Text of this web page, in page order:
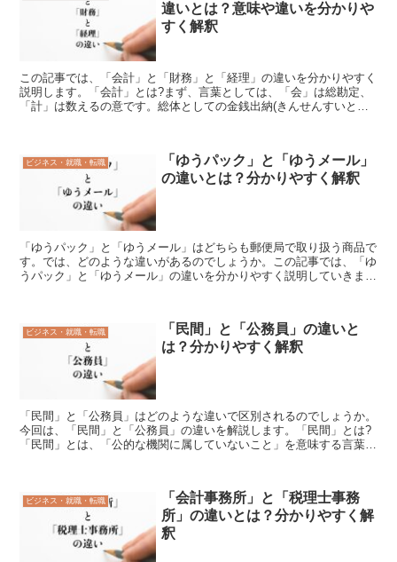
違いとは？意味や違いを分かりや
すく解釈
この記事では、「会計」と「財務」と「経理」の違いを分かりやすく
説明します。「会計」とは?まず、言葉としては、「会」は総勘定、
「計」は数えるの意です。総体としての金銭出納(きんせんすいとう)
ビジネス・就職・転職
「ゆうパック」と「ゆうメール」
の違いとは？分かりやすく解釈
「ゆうパック」と「ゆうメール」はどちらも郵便局で取り扱う商品で
す。では、どのような違いがあるのでしょうか。この記事では、「ゆ
うパック」と「ゆうメール」の違いを分かりやすく説明していきま
ビジネス・就職・転職
「民間」と「公務員」の違いと
は？分かりやすく解釈
「民間」と「公務員」はどのような違いで区別されるのでしょうか。
今回は、「民間」と「公務員」の違いを解説します。「民間」とは?
「民間」とは、「公的な機関に属していないこと」を意味する言葉で
ビジネス・就職・転職
「会計事務所」と「税理士事務
所」の違いとは？分かりやすく解
釈